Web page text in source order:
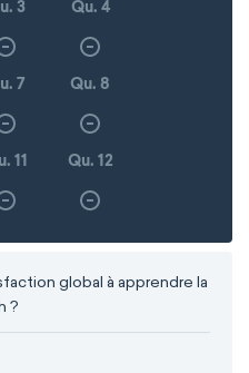
3 Qu. 4
7 Qu. 8
11 Qu. 12
global à apprendre la
?